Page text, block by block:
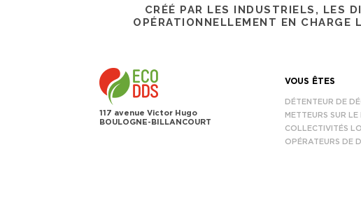
CRÉÉ PAR LES INDUSTRIELS, LES
OPÉRATIONNELLEMENT EN
117 avenue Victor Hugo
BOULOGNE-BILLANCOURT
VOUS ÊTES
DÉTENTEUR DE
METTEURS SUR LE
COLLECTIVITÉS
OPÉRATEURS DE